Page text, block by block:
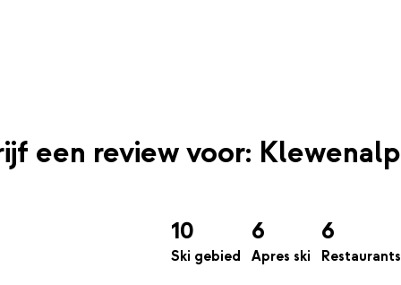
een review voor: Klewenalp
10
Ski gebied
6
Apres ski
6
Restaurants